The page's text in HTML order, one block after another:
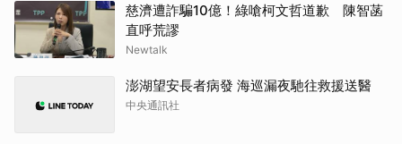
慈濟遭詐騙10億！綠嗆柯文哲道歉 陳智菡
直呼荒謬
Newtalk
澎湖望安長者病發 海巡漏夜馳往救援送醫
中央通訊社